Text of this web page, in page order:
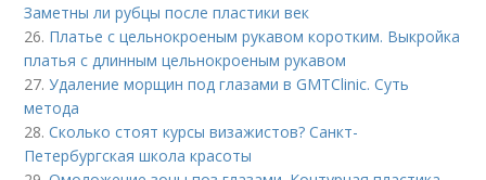
Заметны ли рубцы после пластики век
26. Платье с цельнокроеным рукавом коротким. Выкройка
платья с длинным цельнокроеным рукавом
27.Удаление морщин под глазами в GMTClinic. Суть
метода
28.Сколько стоят курсы визажистов? Санкт-
Петербургская школа красоты